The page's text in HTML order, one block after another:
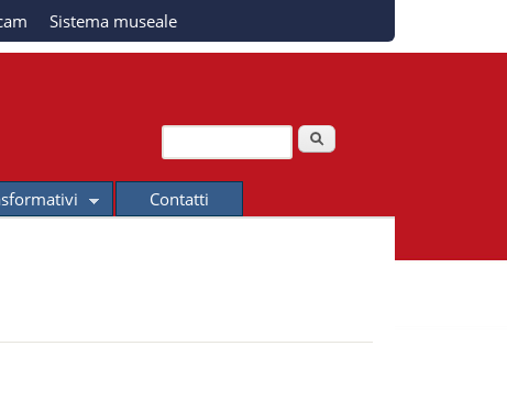
Sistema museale
Form di ricerca
Contatti